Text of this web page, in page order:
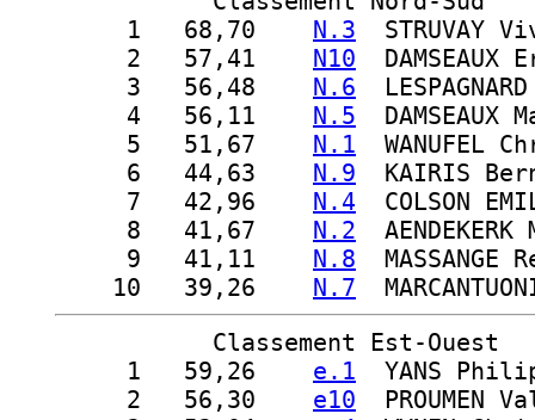
  1
   68,70
N.3
STRUVAY
  2
   57,41
N10
  3
   56,48
N.6
  4
   56,11
N.5
DAMSEAUX
  5
   51,67
N.1
WANUFEL
  6
   44,63
N.9
KAIRIS
  7
   42,96
N.4
COLSON
  8
   41,67
N.2
  9
   41,11
N.8
MASSANGE
10
   39,26
N.7
Classement Est-Ouest
  1
   59,26
e.1
YANS
  2
   56,30
e10
PROUMEN